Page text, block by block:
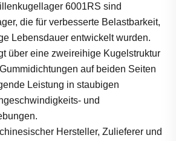
6001RS sind
die für verbesserte Belastbarkeit,
Lebensdauer entwickelt wurden.
über eine zweireihige Kugelstruktur
auf beiden Seiten
Leistung in staubigen
und
Hersteller, Zulieferer und